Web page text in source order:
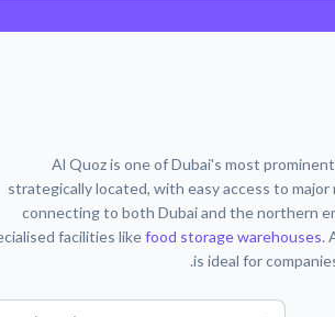
Al Quoz is one of Dubai's most
strategically located, with easy access to major
connecting to both Dubai and the northern
facilities likefood storage warehouses.
is ideal for